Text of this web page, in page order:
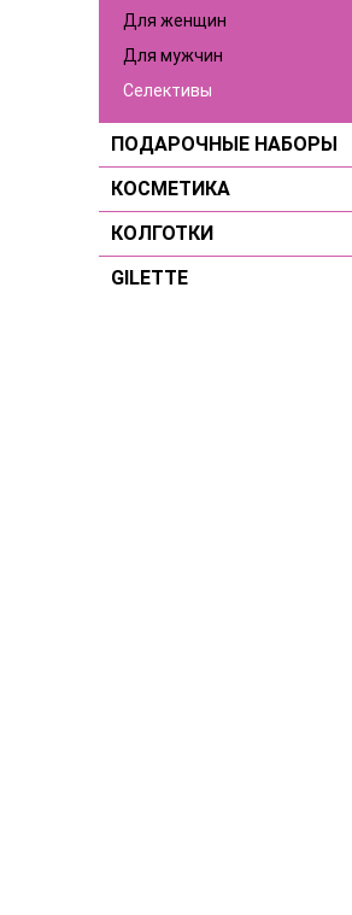
Для мужчин
Селективы
Для женщин
Для мужчин
Селективы
ПОДАРОЧНЫЕ НАБОРЫ
КОСМЕТИКА
КОЛГОТКИ
Размер 2
GILETTE